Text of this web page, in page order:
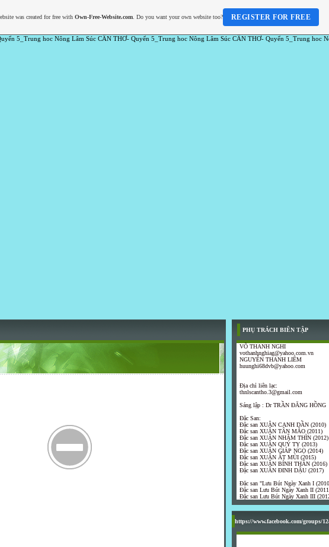
5_Trung hoc Nông Lâm Súc CẦN THƠ- Quyển 5_Trung hoc Nông Lâm Súc CẦN THƠ- Quyển 5_Trung hoc
PHỤ TRÁCH BIÊN TẬP
VÕ THANH NGHI
vothanhnghiag@yahoo.com.vn
NGUYỄN THANH LIÊM
huunghi68dvb@yahoo.com
Địa chỉ liên lạc:
thnlscantho.3@gmail.com
Sáng lập : Dr TRẦN ĐĂNG HỒNG
Đặc San:
Đặc san XUÂN CANH DẦN (2010)
Đặc san XUÂN TÂN MÃO (2011)
Đặc san XUÂN NHÂM THÌN (2012)
Đặc san XUÂN QUÝ TỴ (2013)
Đặc san XUÂN GIÁP NGỌ (2014)
Đặc san XUÂN ẤT MÙI (2015)
Đặc san XUÂN BÍNH THÂN (2016)
Đặc san XUÂN ĐINH DẬU (2017)
Đặc san "Lưu Bút Ngày Xanh I
Đặc san Lưu Bút Ngày Xanh II
Đặc san Lưu Bút Ngày Xanh III
https://www.facebook.com/groups/
was created for free with Own-Free-Website.com. Do you want your own website too? REGISTER FOR FREE